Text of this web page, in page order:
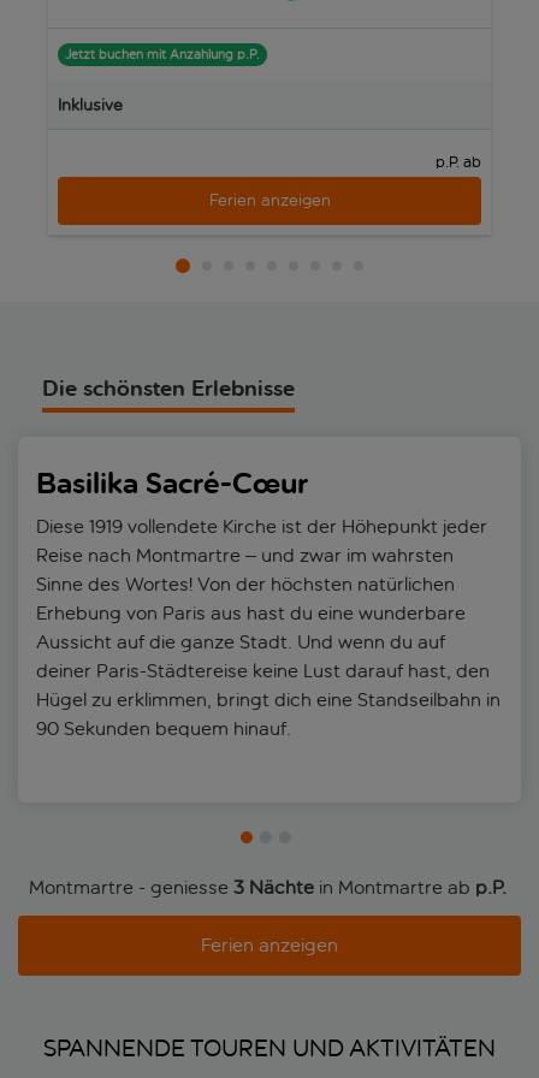
Jetzt buchen mit Anzahlung p.P.
Inklusive
p.P. ab
Ferien anzeigen
Die schönsten Erlebnisse
Basilika Sacré-Cœur
Diese 1919 vollendete Kirche ist der Höhepunkt jeder
Reise nach Montmartre – und zwar im wahrsten
Sinne des Wortes! Von der höchsten natürlichen
Erhebung von Paris aus hast du eine wunderbare
Aussicht auf die ganze Stadt. Und wenn du auf
deiner Paris-Städtereise keine Lust darauf hast, den
Hügel zu erklimmen, bringt dich eine Standseilbahn in
90 Sekunden bequem hinauf.
Montmartre - geniesse 3 Nächtein Montmartre ab p.P.
Ferien anzeigen
SPANNENDE TOUREN UND AKTIVITÄTEN